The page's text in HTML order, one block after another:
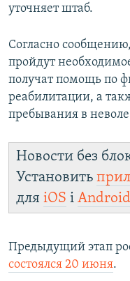
уточняет штаб.
Согласно
пройдут
получат помощь по
реабилитации, а
пребывания в
Новости без
Установить
для iOS і Android
Предыдущий этап
состоялся 20 июня.